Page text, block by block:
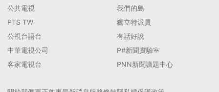
公共電視
PTS TW
公視台語台
中華電視公司
客家電視台
我們的島
獨立特派員
有話好說
P#新聞實驗室
PNN新聞議題中心